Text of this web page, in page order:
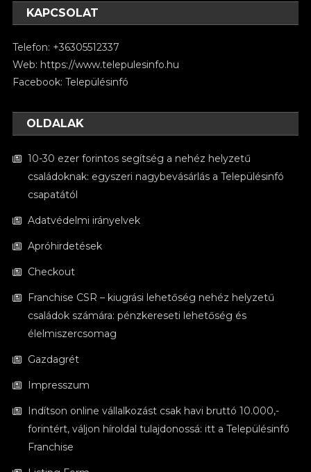
KAPCSOLAT
Telefon: +36305512337
Web: https://www.telepulesinfo.hu
Facebook:Településinfó
OLDALAK
10-30 ezer forintos segítség a nehéz helyzetű
családoknak: egyszeri nagybevásárlás a Településinfó
csapatától
Adatvédelmi irányelvek
Apróhirdetések
Checkout
Franchise CSR – kiugrási lehetőség nehéz helyzetű
családok számára: pénzkereseti lehetőség és
élelmiszercsomag
Gazdagrét
Impresszum
Indítson online vállalkozást csak havi bruttó 10.000,-
forintért, váljon híroldal tulajdonossá: itt a Településinfó
Franchise